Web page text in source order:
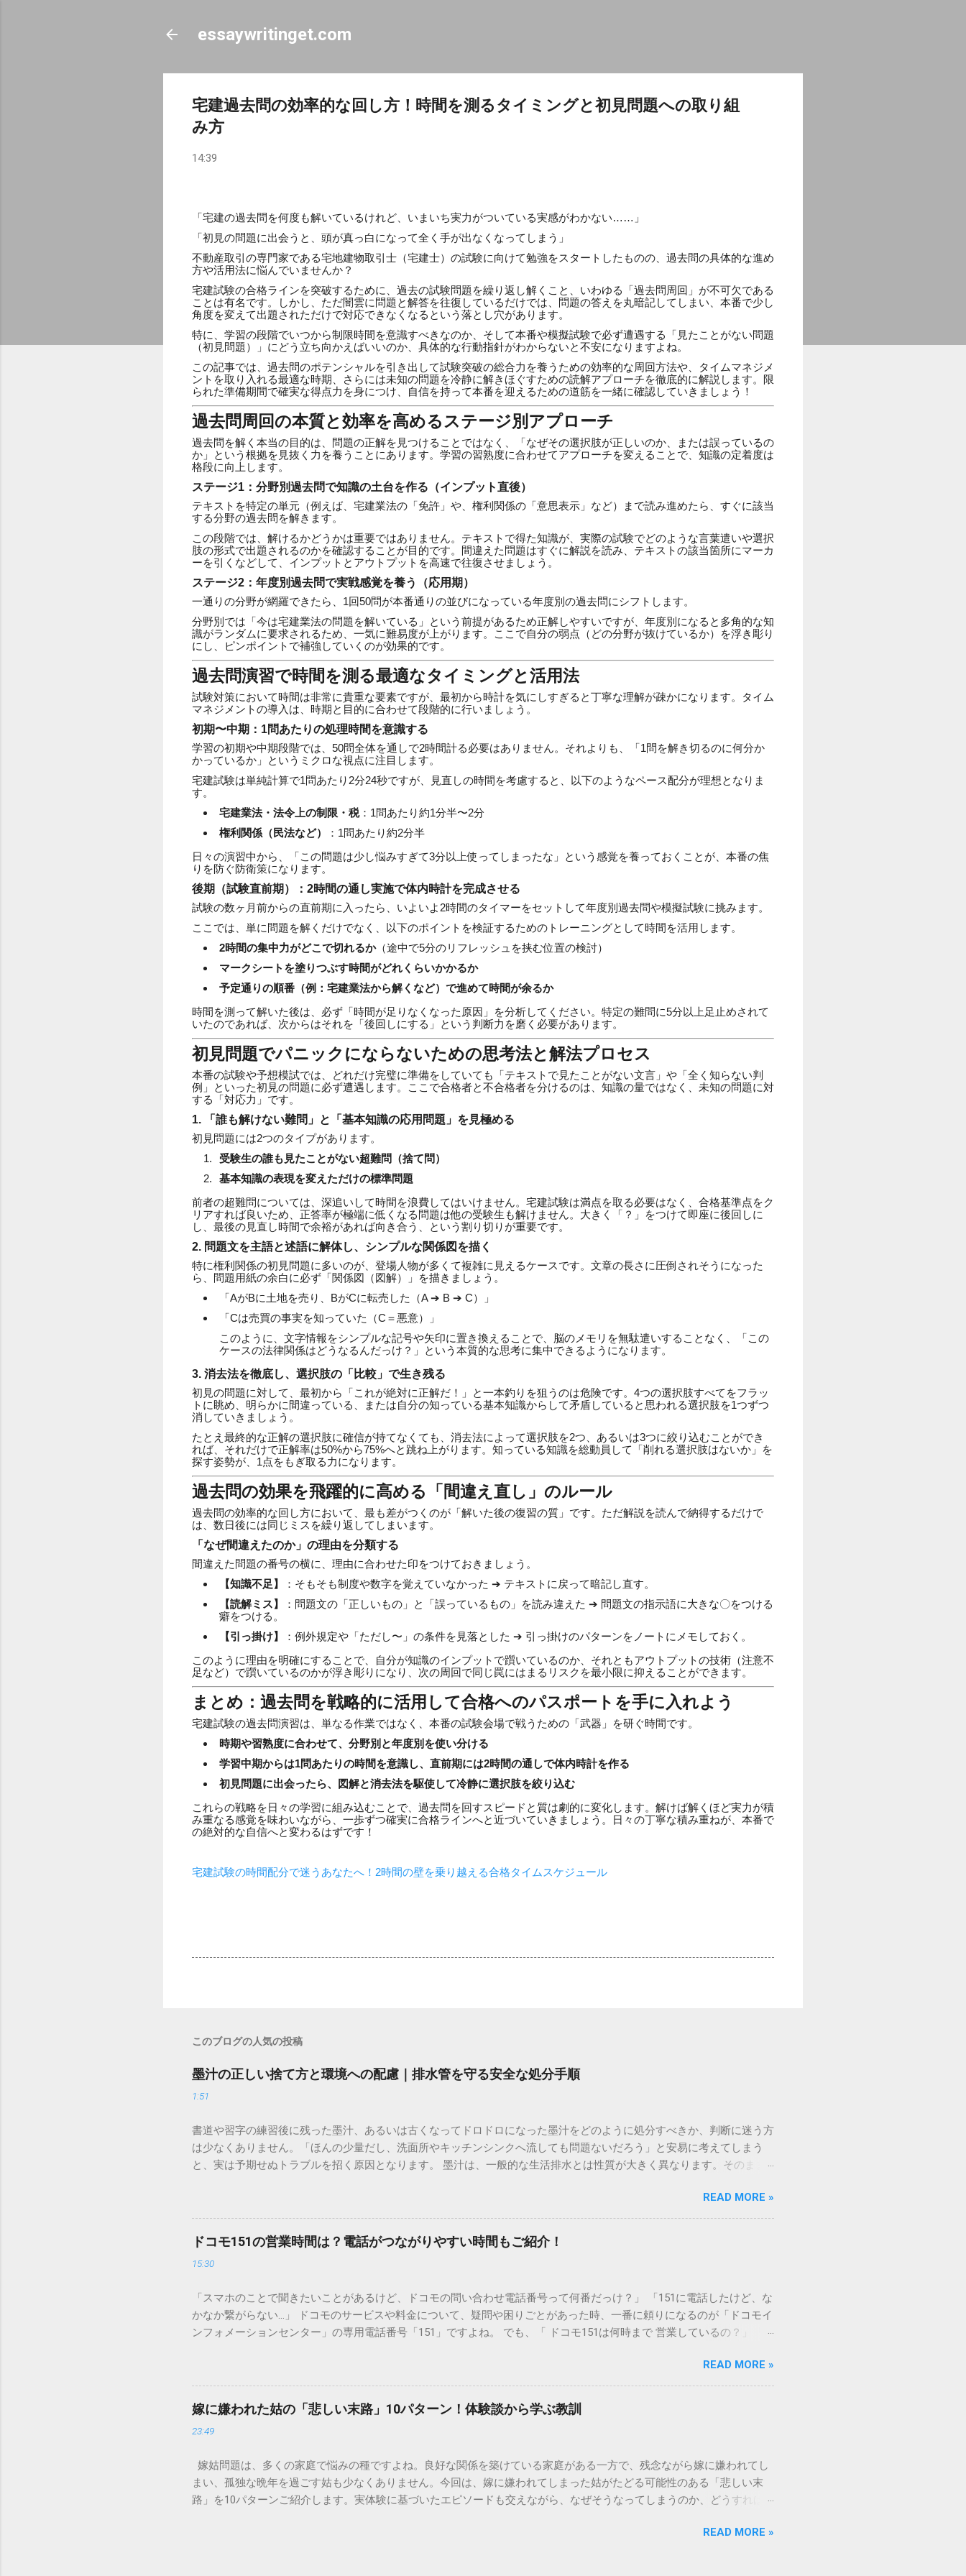
essaywritinget.com
宅建過去問の効率的な回し方！時間を測るタイミングと初見問題への取り組
み方
14:39
「宅建の過去問を何度も解いているけれど、いまいち実力がついている実感がわかない……」
「初見の問題に出会うと、頭が真っ白になって全く手が出なくなってしまう」
不動産取引の専門家である宅地建物取引士（宅建士）の試験に向けて勉強をスタートしたものの、過去問の具体的な進め
方や活用法に悩んでいませんか？
宅建試験の合格ラインを突破するために、過去の試験問題を繰り返し解くこと、いわゆる「過去問周回」が不可欠である
ことは有名です。しかし、ただ闇雲に問題と解答を往復しているだけでは、問題の答えを丸暗記してしまい、本番で少し
角度を変えて出題されただけで対応できなくなるという落とし穴があります。
特に、学習の段階でいつから制限時間を意識すべきなのか、そして本番や模擬試験で必ず遭遇する「見たことがない問題
（初見問題）」にどう立ち向かえばいいのか、具体的な行動指針がわからないと不安になりますよね。
この記事では、過去問のポテンシャルを引き出して試験突破の総合力を養うための効率的な周回方法や、タイムマネジメ
ントを取り入れる最適な時期、さらには未知の問題を冷静に解きほぐすための読解アプローチを徹底的に解説します。限
られた準備期間で確実な得点力を身につけ、自信を持って本番を迎えるための道筋を一緒に確認していきましょう！
過去問周回の本質と効率を高めるステージ別アプローチ
過去問を解く本当の目的は、問題の正解を見つけることではなく、「なぜその選択肢が正しいのか、または誤っているの
か」という根拠を見抜く力を養うことにあります。学習の習熟度に合わせてアプローチを変えることで、知識の定着度は
格段に向上します。
ステージ1：分野別過去問で知識の土台を作る（インプット直後）
テキストを特定の単元（例えば、宅建業法の「免許」や、権利関係の「意思表示」など）まで読み進めたら、すぐに該当
する分野の過去問を解きます。
この段階では、解けるかどうかは重要ではありません。テキストで得た知識が、実際の試験でどのような言葉遣いや選択
肢の形式で出題されるのかを確認することが目的です。間違えた問題はすぐに解説を読み、テキストの該当箇所にマーカ
ーを引くなどして、インプットとアウトプットを高速で往復させましょう。
ステージ2：年度別過去問で実戦感覚を養う（応用期）
一通りの分野が網羅できたら、1回50問が本番通りの並びになっている年度別の過去問にシフトします。
分野別では「今は宅建業法の問題を解いている」という前提があるため正解しやすいですが、年度別になると多角的な知
識がランダムに要求されるため、一気に難易度が上がります。ここで自分の弱点（どの分野が抜けているか）を浮き彫り
にし、ピンポイントで補強していくのが効果的です。
過去問演習で時間を測る最適なタイミングと活用法
試験対策において時間は非常に貴重な要素ですが、最初から時計を気にしすぎると丁寧な理解が疎かになります。タイム
マネジメントの導入は、時期と目的に合わせて段階的に行いましょう。
初期〜中期：1問あたりの処理時間を意識する
学習の初期や中期段階では、50問全体を通しで2時間計る必要はありません。それよりも、「1問を解き切るのに何分か
かっているか」というミクロな視点に注目します。
宅建試験は単純計算で1問あたり2分24秒ですが、見直しの時間を考慮すると、以下のようなペース配分が理想となりま
す。
宅建業法・法令上の制限・税：1問あたり約1分半〜2分
権利関係（民法など）
：1問あたり約2分半
日々の演習中から、「この問題は少し悩みすぎて3分以上使ってしまったな」という感覚を養っておくことが、本番の焦
りを防ぐ防衛策になります。
後期（試験直前期）：2時間の通し実施で体内時計を完成させる
試験の数ヶ月前からの直前期に入ったら、いよいよ2時間のタイマーをセットして年度別過去問や模擬試験に挑みます。
ここでは、単に問題を解くだけでなく、以下のポイントを検証するためのトレーニングとして時間を活用します。
2時間の集中力がどこで切れるか（途中で5分のリフレッシュを挟む位置の検討）
マークシートを塗りつぶす時間がどれくらいかかるか
予定通りの順番（例：宅建業法から解くなど）で進めて時間が余るか
時間を測って解いた後は、必ず「時間が足りなくなった原因」を分析してください。特定の難問に5分以上足止めされて
いたのであれば、次からはそれを「後回しにする」という判断力を磨く必要があります。
初見問題でパニックにならないための思考法と解法プロセス
本番の試験や予想模試では、どれだけ完璧に準備をしていても「テキストで見たことがない文言」や「全く知らない判
例」といった初見の問題に必ず遭遇します。ここで合格者と不合格者を分けるのは、知識の量ではなく、未知の問題に対
する「対応力」です。
1. 「誰も解けない難問」と「基本知識の応用問題」を見極める
初見問題には2つのタイプがあります。
受験生の誰も見たことがない超難問（捨て問）
基本知識の表現を変えただけの標準問題
前者の超難問については、深追いして時間を浪費してはいけません。宅建試験は満点を取る必要はなく、合格基準点をク
リアすれば良いため、正答率が極端に低くなる問題は他の受験生も解けません。大きく「？」をつけて即座に後回しに
し、最後の見直し時間で余裕があれば向き合う、という割り切りが重要です。
2. 問題文を主語と述語に解体し、シンプルな関係図を描く
特に権利関係の初見問題に多いのが、登場人物が多くて複雑に見えるケースです。文章の長さに圧倒されそうになった
ら、問題用紙の余白に必ず「関係図（図解）」を描きましょう。
「AがBに土地を売り、BがCに転売した（A ➔ B ➔ C）」
「Cは売買の事実を知っていた（C＝悪意）」
このように、文字情報をシンプルな記号や矢印に置き換えることで、脳のメモリを無駄遣いすることなく、「この
ケースの法律関係はどうなるんだっけ？」という本質的な思考に集中できるようになります。
3. 消去法を徹底し、選択肢の「比較」で生き残る
初見の問題に対して、最初から「これが絶対に正解だ！」と一本釣りを狙うのは危険です。4つの選択肢すべてをフラッ
トに眺め、明らかに間違っている、または自分の知っている基本知識からして矛盾していると思われる選択肢を1つずつ
消していきましょう。
たとえ最終的な正解の選択肢に確信が持てなくても、消去法によって選択肢を2つ、あるいは3つに絞り込むことができ
れば、それだけで正解率は50%から75%へと跳ね上がります。知っている知識を総動員して「削れる選択肢はないか」を
探す姿勢が、1点をもぎ取る力になります。
過去問の効果を飛躍的に高める「間違え直し」のルール
過去問の効率的な回し方において、最も差がつくのが「解いた後の復習の質」です。ただ解説を読んで納得するだけで
は、数日後には同じミスを繰り返してしまいます。
「なぜ間違えたのか」の理由を分類する
間違えた問題の番号の横に、理由に合わせた印をつけておきましょう。
【知識不足】
：そもそも制度や数字を覚えていなかった ➔ テキストに戻って暗記し直す。
【読解ミス】
：問題文の「正しいもの」と「誤っているもの」を読み違えた ➔ 問題文の指示語に大きな〇をつける
癖をつける。
【引っ掛け】
：例外規定や「ただし〜」の条件を見落とした ➔ 引っ掛けのパターンをノートにメモしておく。
このように理由を明確にすることで、自分が知識のインプットで躓いているのか、それともアウトプットの技術（注意不
足など）で躓いているのかが浮き彫りになり、次の周回で同じ罠にはまるリスクを最小限に抑えることができます。
まとめ：過去問を戦略的に活用して合格へのパスポートを手に入れよう
宅建試験の過去問演習は、単なる作業ではなく、本番の試験会場で戦うための「武器」を研ぐ時間です。
時期や習熟度に合わせて、分野別と年度別を使い分ける
学習中期からは1問あたりの時間を意識し、直前期には2時間の通しで体内時計を作る
初見問題に出会ったら、図解と消去法を駆使して冷静に選択肢を絞り込む
これらの戦略を日々の学習に組み込むことで、過去問を回すスピードと質は劇的に変化します。解けば解くほど実力が積
み重なる感覚を味わいながら、一歩ずつ確実に合格ラインへと近づいていきましょう。日々の丁寧な積み重ねが、本番で
の絶対的な自信へと変わるはずです！
宅建試験の時間配分で迷うあなたへ！2時間の壁を乗り越える合格タイムスケジュール
このブログの人気の投稿
墨汁の正しい捨て方と環境への配慮｜排水管を守る安全な処分手順
1:51
書道や習字の練習後に残った墨汁、あるいは古くなってドロドロになった墨汁をどのように処分すべきか、判断に迷う方
は少なくありません。「ほんの少量だし、洗面所やキッチンシンクへ流しても問題ないだろう」と安易に考えてしまう
と、実は予期せぬトラブルを招く原因となります。 墨汁は、一般的な生活排水とは性質が大きく異なります。そのまま
は、墨汁を安全かつ環境に優しい方法で処分するための手順と、容器を適切に分別する方法を徹底解説します。 墨汁を
「排水口に流してはいけない」3つの理由 墨汁の主成分は「煤（すす）」と「膠（にかわ）」、そして水です。これらは
非常に微細かつ独特の粘性を持っているため、下水処理や配管維持の観点から以下の問題が発生します。 1. 環境への深
刻な負荷 墨汁に含まれる煤の粒子は極めて微細です。現代の排水処理施設であっても、これらの微粒子を完全に分解・
除去することは容易ではありません。大量に流し続けると河川や海まで到達し、水質の濁りや生態系へ悪影響を及ぼすリ
質があります。排水管内で墨汁が冷えて付着すると、管の通り道を狭め、深刻な詰まりを引き起こします。特に築年数が
経過した住宅では配管トラブルが起きやすく、修理費用が高額になるケースも珍しくありません。 3. 頑固なシミと汚れ
の沈着 陶器やホーロー製のシンクに墨汁が付着すると、細かい粒子が素材の隙間に入り込み、取れない黒ずみとなりま
原因となります。 環境を守る！家庭でできる正しい墨汁の捨て方 家庭で墨汁を処分する際は、「液体として流さない」
ことが絶対ルールです。以下のいずれかの方法で「固形物」として処分してください。 手順1：新聞紙や古布に吸わせて
「可燃ごみ」へ 最も手軽で確実な方法は、液体を布や紙に吸わせて固形物に変えることです。 準備するもの： 古新聞、
READ MORE »
ドコモ151の営業時間は？電話がつながりやすい時間もご紹介！
15:30
「スマホのことで聞きたいことがあるけど、ドコモの問い合わせ電話番号って何番だっけ？」 「151に電話したけど、な
かなか繋がらない…」 ドコモのサービスや料金について、疑問や困りごとがあった時、一番に頼りになるのが「ドコモイ
ンフォメーションセンター」の専用電話番号「151」ですよね。 でも、「 ドコモ151は何時まで 営業しているの？」「
では、ドコモ151の営業時間や、電話が繋がりやすい時間帯、さらには電話がつながらない時の対処法をわかりやすく解
説します。 1. ドコモ151の営業時間は午前9時～午後8時 結論から言うと、ドコモのインフォメーションセンター「151」
の受付時間は、 午前9時から午後8時まで です。 年中無休で、土日祝日も営業しています。「 151 営業時間 」を気にす
る際、まず「夜8時まで」と覚えておけば、仕事帰りでも少し余裕を持って連絡することができますね。 この時間内であ
れば、ドコモの携帯電話から151にダイヤルすることで、無料でオペレーターに相談することができます。ただし、ドコ
151（無料） 一般電話・他社携帯から： 0120-800-000（無料） どちらの番号も、 151 営業時間 と同じく「午前9時～午
後8時」の受付となっています。 2. 【詳細解説】151は何時から何時まで？混雑を避けるコツ ここでは、さらに詳しく「
151は何時から 」「 151は何時まで 」といった検索意図に沿って、具体的なスケジュール感を見ていきましょう。 朝一
朝の早い段階で手続きを済ませたい方は多いですが、実は「 151 営業時間 」の開始直後である9時は、電話が集中しやす
READ MORE »
嫁に嫌われた姑の「悲しい末路」10パターン！体験談から学ぶ教訓
23:49
嫁姑問題は、多くの家庭で悩みの種ですよね。良好な関係を築けている家庭がある一方で、残念ながら嫁に嫌われてし
まい、孤独な晩年を過ごす姑も少なくありません。今回は、嫁に嫌われてしまった姑がたどる可能性のある「悲しい末
路」を10パターンご紹介します。実体験に基づいたエピソードも交えながら、なぜそうなってしまうのか、どうすれば
かれるのが、同居の破綻です。最初は良かれと思って始めた同居も、嫁との関係が悪化すると、家の中で常に緊張感が漂
READ MORE »